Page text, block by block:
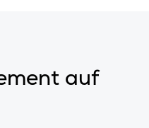
auf